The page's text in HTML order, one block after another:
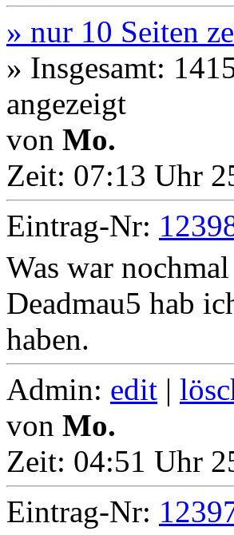
» nur 10 Seiten
» Insgesamt:
angezeigt
von Mo.
Zeit: 07:13 Uhr
Eintrag-Nr:
Was war
Deadmau5 hab
haben.
Admin: edit |
von Mo.
Zeit: 04:51 Uhr
Eintrag-Nr: